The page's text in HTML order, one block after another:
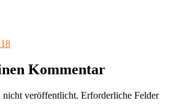
Kommentar
veröffentlicht. Erforderliche Felder